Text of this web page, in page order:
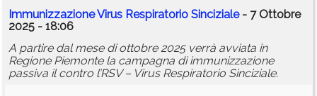
Annunci
Immunizzazione Virus Respiratorio Sinciziale- 7 Ottobre
2025 - 18:06
A partire dal mese di ottobre 2025 verrà avviata in
Regione Piemonte la campagna di immunizzazione
passiva il contro l’RSV – Virus Respiratorio Sinciziale.